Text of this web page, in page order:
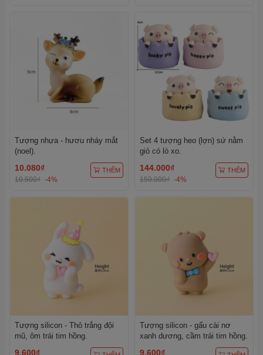
Tượng nhựa - hươu nháy mắt
(noel).
10.080₫
10.500₫ -4%
THÊM
Set 4 tượng heo (lợn) sứ nằm
giỏ có lò xo.
144.000₫
150.000₫ -4%
THÊM
Tượng silicon - Thỏ trắng đội
mũ, ôm trái tim hồng.
9.600₫
Tượng silicon - gấu cài nơ
xanh dương, cầm trái tim hồng.
9.600₫